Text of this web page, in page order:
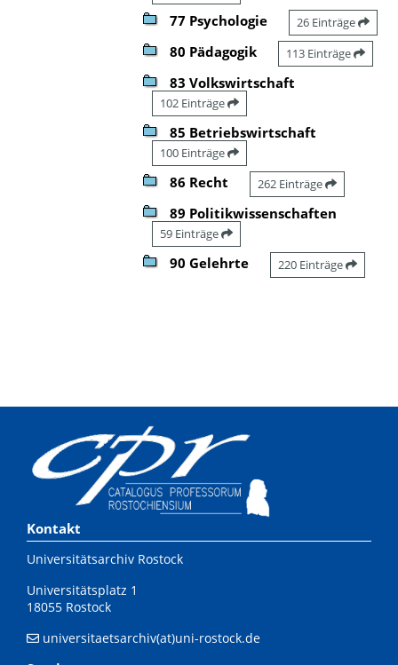
77 Psychologie 26 Einträge
80 Pädagogik 113 Einträge
83 Volkswirtschaft
102 Einträge
85 Betriebswirtschaft
100 Einträge
86 Recht 262 Einträge
89 Politikwissenschaften
59 Einträge
90 Gelehrte 220 Einträge
Kontakt
Universitätsarchiv Rostock
Universitätsplatz 1
18055 Rostock
universitaetsarchiv(at)uni-rostock.de